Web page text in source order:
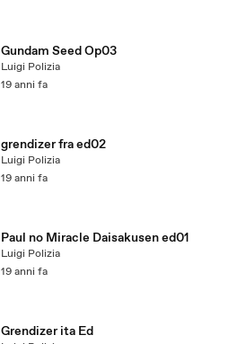
Gundam Seed Op03
Luigi Polizia
19 anni fa
grendizer fra ed02
Luigi Polizia
19 anni fa
Paul no Miracle Daisakusen ed01
Luigi Polizia
19 anni fa
Grendizer ita Ed